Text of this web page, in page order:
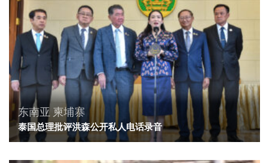
东南亚 柬埔寨
泰国总理批评洪森公开私人电话录音